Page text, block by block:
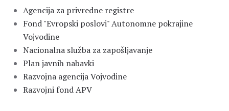
Agencija za privredne registre
Fond "Evropski poslovi" Autonomne pokrajine
Vojvodine
Nacionalna služba za zapošljavanje
Plan javnih nabavki
Razvojna agencija Vojvodine
Razvojni fond APV